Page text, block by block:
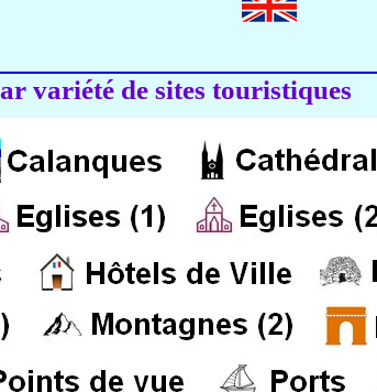
variété de sites touristiques